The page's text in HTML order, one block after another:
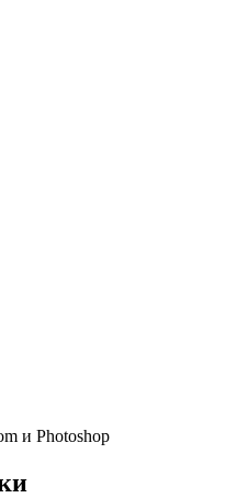
и Photoshop